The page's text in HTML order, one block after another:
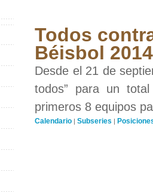
Todos
Béisbol
Desde el 21 de
todos” para un
primeros 8 equipos
Calendario | Subseries |